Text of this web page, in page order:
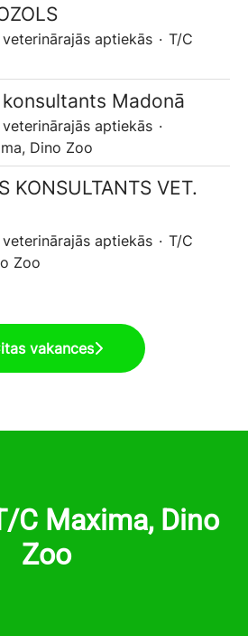
aptiekās · T/C
Madonā
aptiekās ·
Dino Zoo
KONSULTANTS VET.
aptiekās · T/C
Zoo
vakances
C Maxima, Dino
Zoo